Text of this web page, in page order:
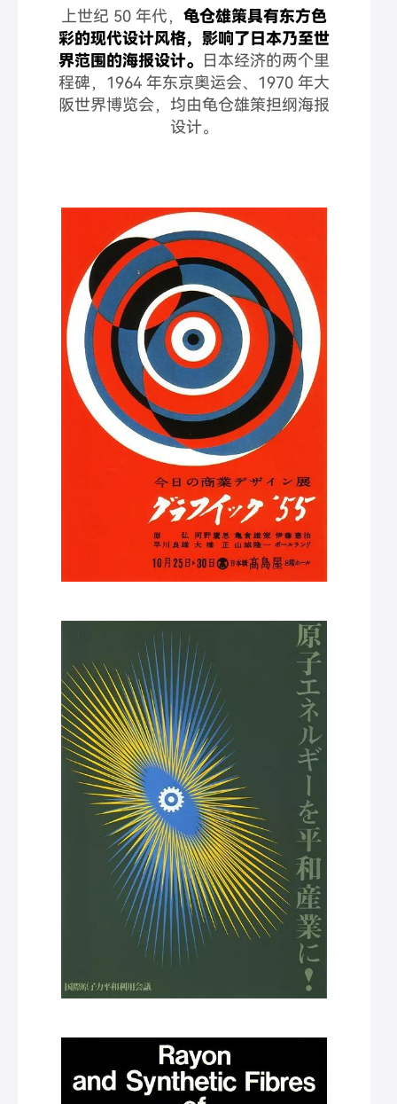
上世纪 50 年代， 龟仓雄策具有东方色
彩的现代设计风格，影响了日本乃至世
界范围的海报设计。 日本经济的两个里
程碑，1964 年东京奥运会、1970 年大
阪世界博览会，均由龟仓雄策担纲海报
设计。